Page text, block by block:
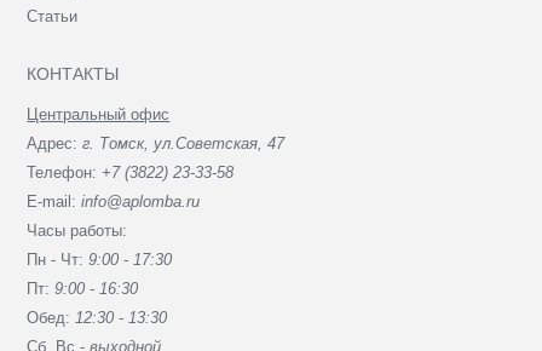
Статьи
КОНТАКТЫ
Центральный офис
Адрес:г. Томск, ул.Советская, 47
Телефон: +7 (3822) 23-33-58
E-mail:info@aplomba.ru
Часы работы:
Пн - Чт:9:00 - 17:30
Пт:9:00 - 16:30
Обед: 12:30 - 13:30
Сб, Вc -выходной